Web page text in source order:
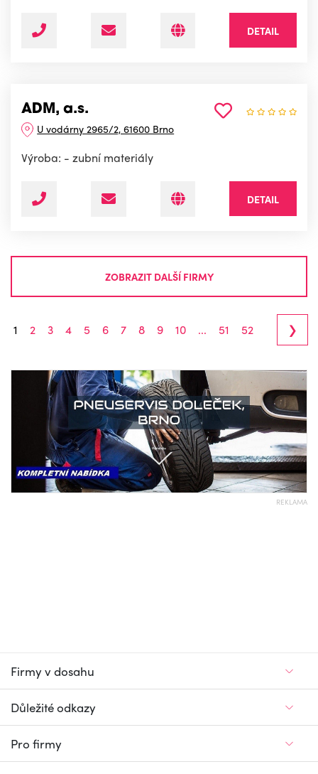
DETAIL
ADM, a.s.
U vodárny 2965/2, 61600 Brno
Výroba: - zubní materiály
DETAIL
ZOBRAZIT DALŠÍ FIRMY
1 2 3 4 5 6 7 8 9 10 ... 51 52 ›
REKLAMA
Firmy v dosahu
Důležité odkazy
Pro firmy